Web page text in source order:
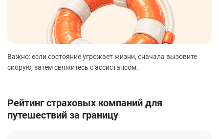
Важно: если состояние угрожает жизни, сначала вызовите
скорую, затем свяжитесь с ассистансом.
Рейтинг страховых компаний для
путешествий за границу